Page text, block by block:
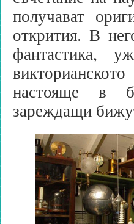
получават
открития. В
фантастика,
настояще в
зареждащи